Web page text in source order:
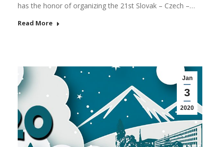
has the honor of organizing the 21st Slovak – Czech –…
Read More
Jan
3
2020